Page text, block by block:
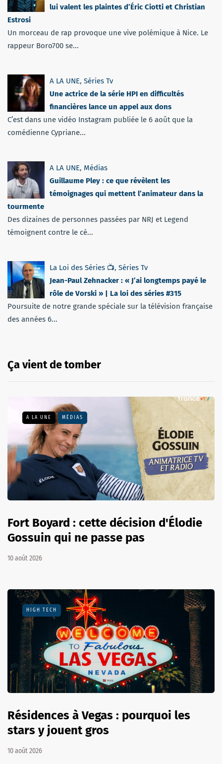
lui valent les plaintes d’Éric Ciotti et Christian
Estrosi
Un morceau de rap provoque une vive polémique à Nice. Le
rappeur Boro700 se...
A LA UNE, Séries Tv
Une actrice de la série HPI en difficultés
financières lance un appel aux dons
C’est dans une vidéo Instagram publiée le 6 août que la
comédienne Cypriane...
A LA UNE, Médias
Guillaume Pley : ce que révèlent les
témoignages qui mettent l’animateur dans la
tourmente
Des dizaines de personnes passées par NRJ et Legend
témoignent contre le cé...
La Loi des Séries 📺, Séries Tv
Jean-Paul Zehnacker : « J’ai longtemps payé le
rôle de Vorski » | La loi des séries #315
Poursuite de notre grande spéciale sur la télévision française
des années 6...
Ça vient de tomber
A LA UNE MÉDIAS
Fort Boyard : cette décision d'Élodie
Gossuin qui ne passe pas
10 août 2026
HIGH TECH
Résidences à Vegas : pourquoi les
stars y jouent gros
10 août 2026